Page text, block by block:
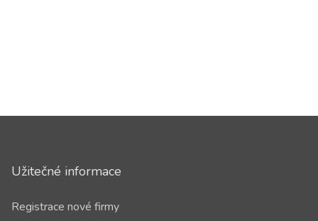
Užitečné informace
Registrace nové firmy